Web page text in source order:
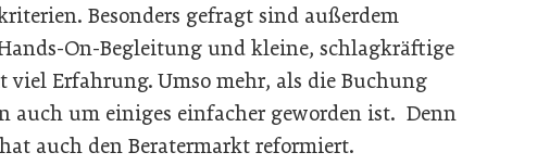
Besonders gefragt sind außerdem
On-Begleitung und kleine, schlagkräftige
viel Erfahrung. Umso mehr, als die Buchung
auch um einiges einfacher geworden ist. Denn
auch den Beratermarkt reformiert.